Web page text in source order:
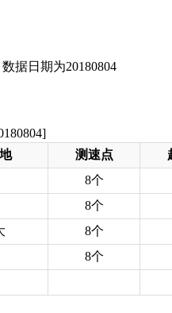
测速点
8个
8个
8个
8个